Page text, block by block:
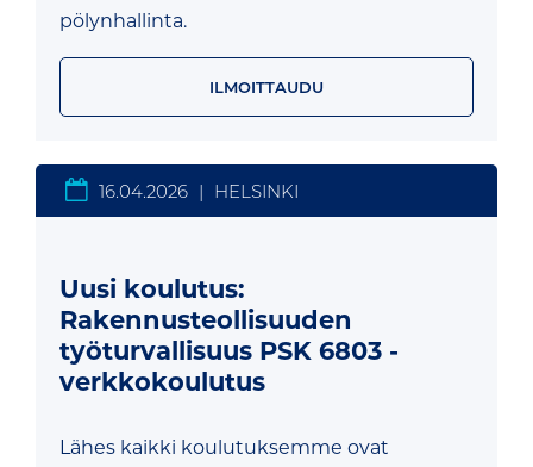
pölynhallinta.
ILMOITTAUDU
16.04.2026 | HELSINKI
Uusi koulutus:
Rakennusteollisuuden
työturvallisuus PSK 6803 -
verkkokoulutus
Lähes kaikki koulutuksemme ovat